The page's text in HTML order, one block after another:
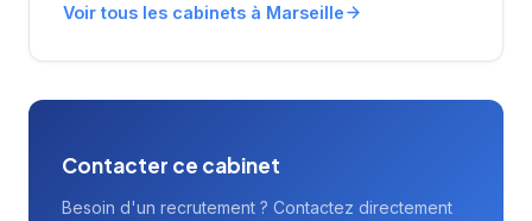
d'ancienneté sur le marché marseillais, elle
du tissu économique local.
Voir tous les cabinets à Marseille
Contacter ce cabinet
Besoin d'un recrutement ? Contactez directement